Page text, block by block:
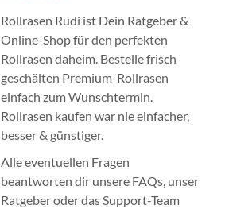
Rollrasen Rudi ist Dein Ratgeber &
Online-Shop für den perfekten
Rollrasen daheim. Bestelle frisch
geschälten Premium-Rollrasen
einfach zum Wunschtermin.
Rollrasen kaufen war nie einfacher,
besser & günstiger.
Alle eventuellen Fragen
beantworten dir unsere FAQs, unser
Ratgeberoder dasSupport-Team